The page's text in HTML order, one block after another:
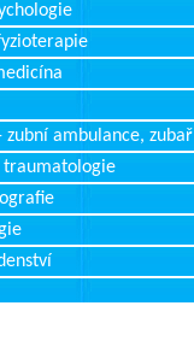
zubní ambulance, zubař
traumatologie